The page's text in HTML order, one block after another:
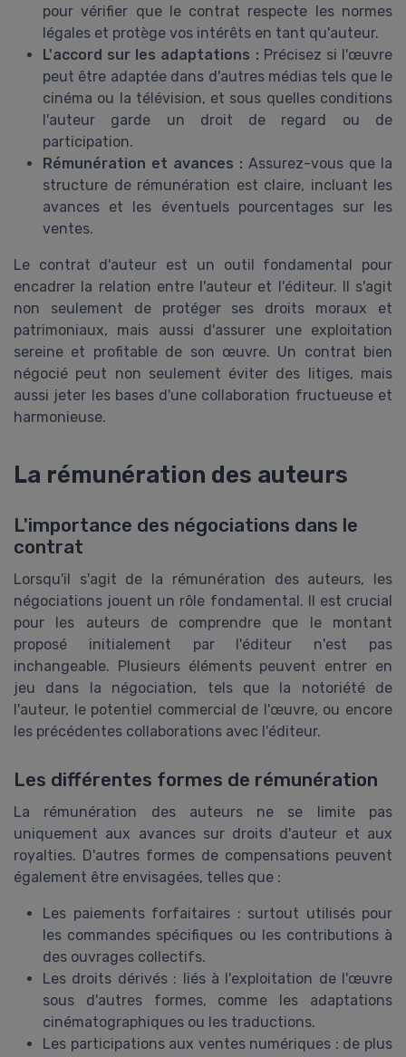
pour vérifier que le contrat respecte les normes
légales et protège vos intérêts en tant qu'auteur.
L'accord sur les adaptations : Précisez si l'œuvre
peut être adaptée dans d'autres médias tels que le
cinéma ou la télévision, et sous quelles conditions
l'auteur garde un droit de regard ou de
participation.
Rémunération et avances : Assurez-vous que la
structure de rémunération est claire, incluant les
avances et les éventuels pourcentages sur les
ventes.
Le contrat d'auteur est un outil fondamental pour
encadrer la relation entre l'auteur et l'éditeur. Il s'agit
non seulement de protéger ses droits moraux et
patrimoniaux, mais aussi d'assurer une exploitation
sereine et profitable de son œuvre. Un contrat bien
négocié peut non seulement éviter des litiges, mais
aussi jeter les bases d'une collaboration fructueuse et
harmonieuse.
La rémunération des auteurs
L'importance des négociations dans le
contrat
Lorsqu'il s'agit de la rémunération des auteurs, les
négociations jouent un rôle fondamental. Il est crucial
pour les auteurs de comprendre que le montant
proposé initialement par l'éditeur n'est pas
inchangeable. Plusieurs éléments peuvent entrer en
jeu dans la négociation, tels que la notoriété de
l'auteur, le potentiel commercial de l'œuvre, ou encore
les précédentes collaborations avec l'éditeur.
Les différentes formes de rémunération
La rémunération des auteurs ne se limite pas
uniquement aux avances sur droits d'auteur et aux
royalties. D'autres formes de compensations peuvent
également être envisagées, telles que :
Les paiements forfaitaires : surtout utilisés pour
les commandes spécifiques ou les contributions à
des ouvrages collectifs.
Les droits dérivés : liés à l'exploitation de l'œuvre
sous d'autres formes, comme les adaptations
cinématographiques ou les traductions.
Les participations aux ventes numériques : de plus